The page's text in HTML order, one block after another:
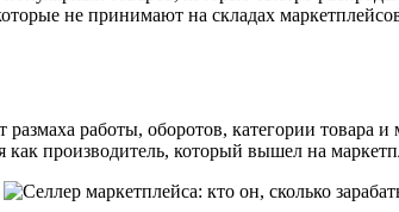
не принимают на складах
размаха работы, оборотов, категории
как производитель, который вышел на